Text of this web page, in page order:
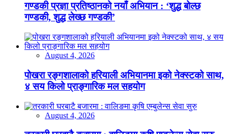
गण्डकी प्रज्ञा प्रतिष्ठानको नयाँ अभियान : ‘शुद्ध बोल्छ
गण्डकी, शुद्ध लेख्छ गण्डकी’
August 4, 2026
पोखरा रङ्गशालाको हरियाली अभियानमा इको नेक्स्टको साथ,
४ सय किलो प्राङ्गारिक मल सहयोग
August 4, 2026